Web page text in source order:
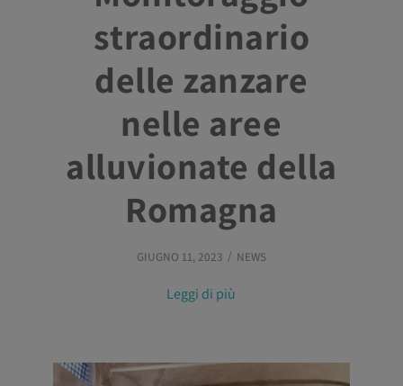
straordinario
delle zanzare
nelle aree
alluvionate della
Romagna
GIUGNO 11, 2023 NEWS
Leggi di più